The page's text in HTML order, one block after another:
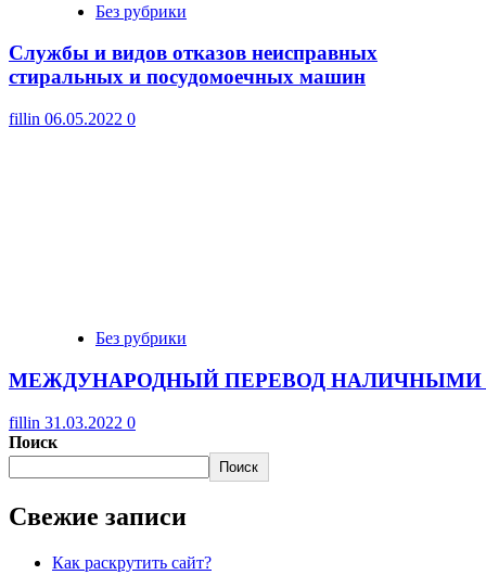
Без рубрики
Cлужбы и видов отказов неисправных
стиральных и посудомоечных машин
fillin 06.05.2022 0
Без рубрики
МЕЖДУНАРОДНЫЙ ПЕРЕВОД НАЛИЧНЫМИ
fillin 31.03.2022 0
Поиск
Поиск
Свежие записи
Как раскрутить сайт?